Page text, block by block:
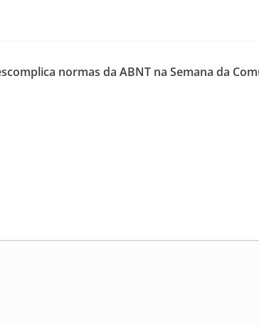
normas da ABNT na Semana da